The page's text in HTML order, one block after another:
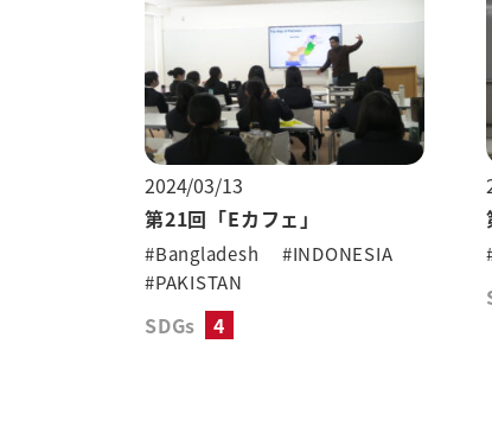
2024/03/13
第21回「Eカフェ」
#Bangladesh
#INDONESIA
#PAKISTAN
SDGs 4